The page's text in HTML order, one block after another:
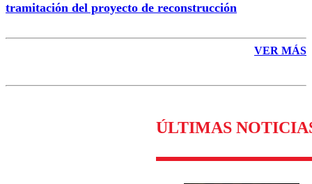
tramitación del proyecto de reconstrucción
VER MÁS
ÚLTIMAS